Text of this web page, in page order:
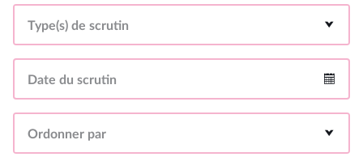
Type(s) de scrutin
Date du scrutin
Ordonner par